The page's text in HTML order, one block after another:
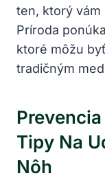
ten, ktorý vám
Príroda
ktoré môžu
tradičným
Tipy Na
Nôh